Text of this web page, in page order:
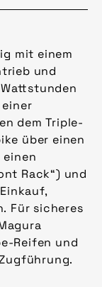
mit einem
und
dem Triple-
über einen
Rack“) und
Für sicheres
Reifen und